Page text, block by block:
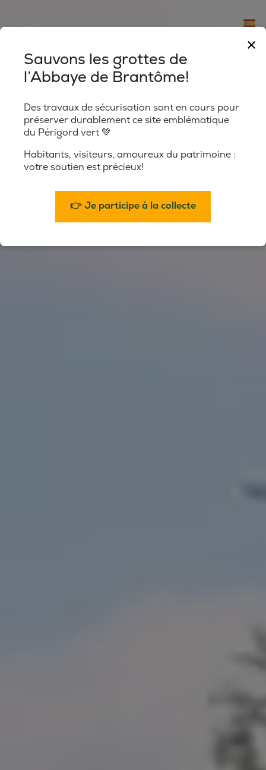
CE LIEN OUVRIRA VOTRE LOGICIEL DE
×
Sauvons les grottes de
l’Abbaye de Brantôme!
Des travaux de sécurisation sont en cours pour
préserver durablement ce site emblématique
du Périgord vert 💚
Habitants, visiteurs, amoureux du patrimoine :
votre soutien est précieux!
👉 Je participe à la collecte